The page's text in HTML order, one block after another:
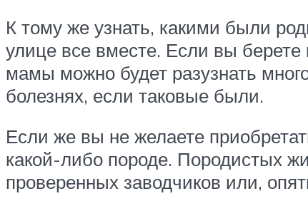
К тому же узнать, какими были
улице все вместе. Если вы
мамы можно будет разузнать
болезнях, если таковые были.
Если же вы не желаете
какой-либо породе. Породистых
проверенных заводчиков или,